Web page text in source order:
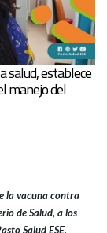
salud, establece
manejo del
la vacuna contra
de Salud, a los
Salud ESE,